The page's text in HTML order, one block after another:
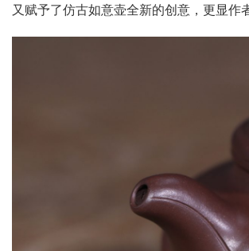
又赋予了仿古如意壶全新的创意，更显作